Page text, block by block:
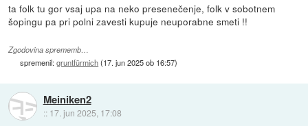
ta folk tu gor vsaj upa na neko presenečenje, folk v sobotnem
šopingu pa pri polni zavesti kupuje neuporabne smeti !!
Zgodovina sprememb…
spremenil:gruntfürmich(17. jun 2025 ob 16:57)
Meiniken2
:: 17. jun 2025, 17:08